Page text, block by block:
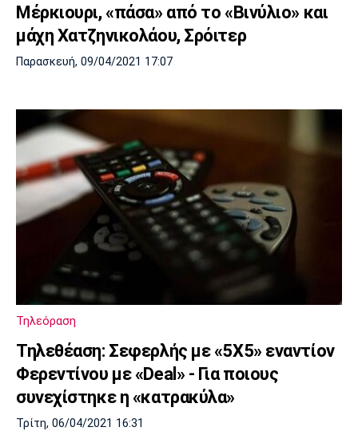
Μέρκιουρι, «πάσα» από το «Βινύλιο» και
μάχη Χατζηνικολάου, Σρόιτερ
Παρασκευή, 09/04/2021 17:07
Τηλεόραση
Τηλεθέαση: Σεφερλής με «5Χ5» εναντίον
Φερεντίνου με «Deal» - Για ποιους
συνεχίστηκε η «κατρακύλα»
Τρίτη, 06/04/2021 16:31